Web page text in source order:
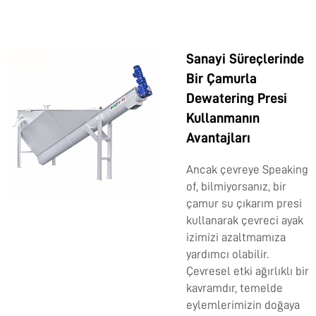
Sanayi Süreçlerinde
Bir Çamurla
Dewatering Presi
Kullanmanın
Avantajları
Ancak çevreye Speaking
of, bilmiyorsanız, bir
çamur su çıkarım presi
kullanarak çevreci ayak
izimizi azaltmamıza
yardımcı olabilir.
Çevresel etki ağırlıklı bir
kavramdır, temelde
eylemlerimizin doğaya